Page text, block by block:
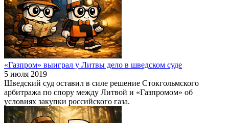
«Газпром» выиграл у Литвы дело в шведском суде
5 июля 2019
Шведский суд оставил в силе решение Стокгольмского
арбитража по спору между Литвой и «Газпромом» об
условиях закупки российского газа.